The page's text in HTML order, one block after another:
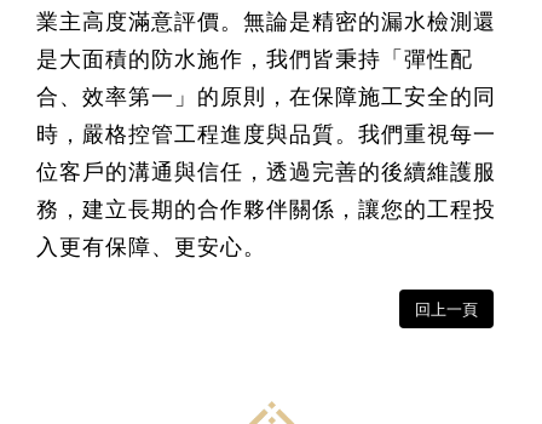
業主高度滿意評價。無論是精密的漏水檢測還
是大面積的防水施作，我們皆秉持「彈性配
合、效率第一」的原則，在保障施工安全的同
時，嚴格控管工程進度與品質。我們重視每一
位客戶的溝通與信任，透過完善的後續維護服
務，建立長期的合作夥伴關係，讓您的工程投
入更有保障、更安心。
回上一頁